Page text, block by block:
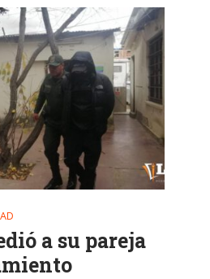
a su pareja